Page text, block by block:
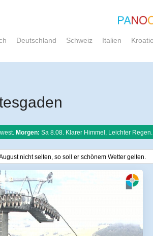
Deutschland Schweiz Italien
Morgen: Sa 8.08. Klarer Himmel, Leichter
nicht selten, so soll er schönem Wetter gelten.